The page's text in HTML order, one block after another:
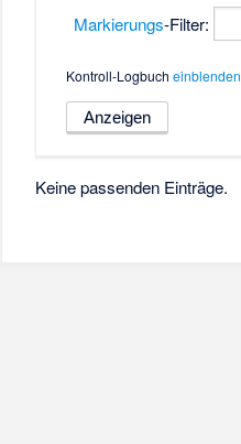
Markierungs-Filter:
Kontroll-Logbuch einblenden
Keine passenden Einträge.